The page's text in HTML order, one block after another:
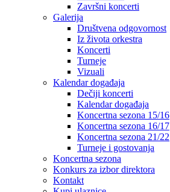
Završni koncerti
Galerija
Društvena odgovornost
Iz života orkestra
Koncerti
Turneje
Vizuali
Kalendar događaja
Dečiji koncerti
Kalendar događaja
Koncertna sezona 15/16
Koncertna sezona 16/17
Koncertna sezona 21/22
Turneje i gostovanja
Koncertna sezona
Konkurs za izbor direktora
Kontakt